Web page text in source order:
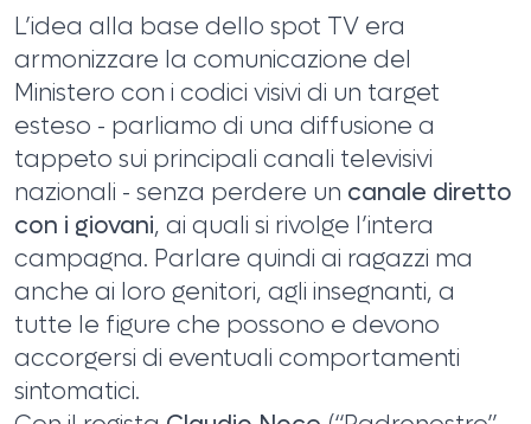
L’idea alla base dello spot TV era
armonizzare la comunicazione del
Ministero con i codici visivi di un target
esteso - parliamo di una diffusione a
tappeto sui principali canali televisivi
nazionali - senza perdere un canale diretto
con i giovani, ai quali si rivolge l’intera
campagna. Parlare quindi ai ragazzi ma
anche ai loro genitori, agli insegnanti, a
tutte le figure che possono e devono
accorgersi di eventuali comportamenti
sintomatici.